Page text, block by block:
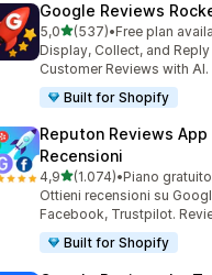
Google Reviews
5,0stelle su 5
(537)
537 recensioni totali
•Free plan
Display, Collect, and
Customer Reviews with AI.
Built for Shopify
Reputon Reviews App
Recensioni
4,9stelle su 5
(1.074)
1074 recensioni totali
•Piano
Ottieni recensioni su
Facebook, Trustpilot.
Built for Shopify